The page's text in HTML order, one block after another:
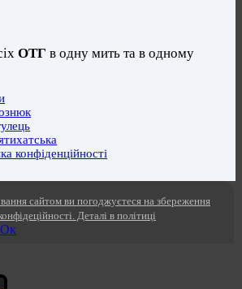
ОТГ в одну мить та в одному
конфіденційності
сайтом ви погоджуєтеся на збереження
Деталі в політиці
Ок